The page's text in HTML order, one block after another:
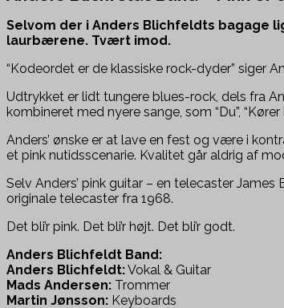
Selvom der i Anders Blichfeldts bagage
laurbærene. Tvært imod.
“Kodeordet er de klassiske rock-dyder” siger
Udtrykket er lidt tungere blues-rock, dels fra
kombineret med nyere sange, som “Du”, “Kører
Anders’ ønske er at lave en fest og være i
et pink nutidsscenarie. Kvalitet går aldrig af
Selv Anders’ pink guitar – en telecaster
originale telecaster fra 1968.
Det bli’r pink. Det bli’r højt. Det bli’r godt.
Anders Blichfeldt Band:
Anders Blichfeldt:Vokal & Guitar
Mads Andersen: Trommer
Martin Jønsson: Keyboards